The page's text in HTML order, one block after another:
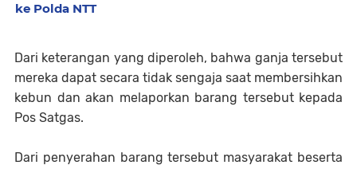
ke Polda NTT
Dari keterangan yang diperoleh, bahwa ganja tersebut
mereka dapat secara tidak sengaja saat membersihkan
kebun dan akan melaporkan barang tersebut kepada
Pos Satgas.
Dari penyerahan barang tersebut masyarakat beserta